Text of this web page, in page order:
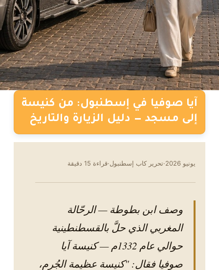
آيا صوفيا في إسطنبول: من كنيسة
إلى مسجد — دليل الزيارة والتاريخ
يونيو 2026 ·تحرير كاب إسطنبول·قراءة 15 دقيقة
وصف ابن بطوطة — الرحّالة
المغربي الذي حلَّ بالقسطنطينية
حوالي عام 1332م — كنيسة آيا
صوفيا فقال: "كنيسة عظيمة الجُرم،
CAB
GDPR compliant